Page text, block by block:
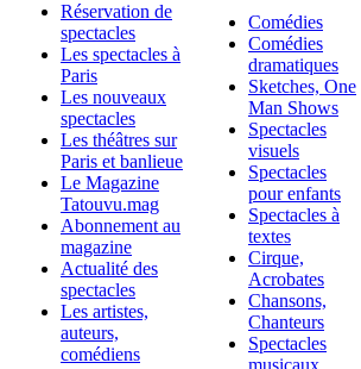
Réservation de
spectacles
Les spectacles à
Paris
Les nouveaux
spectacles
Les théâtres sur
Paris et banlieue
Le Magazine
Tatouvu.mag
Abonnement au
magazine
Actualité des
spectacles
Les artistes,
auteurs,
comédiens
Comédies
Comédies
dramatiques
Sketches, One
Man Shows
Spectacles
visuels
Spectacles
pour enfants
Spectacles à
textes
Cirque,
Acrobates
Chansons,
Chanteurs
Spectacles